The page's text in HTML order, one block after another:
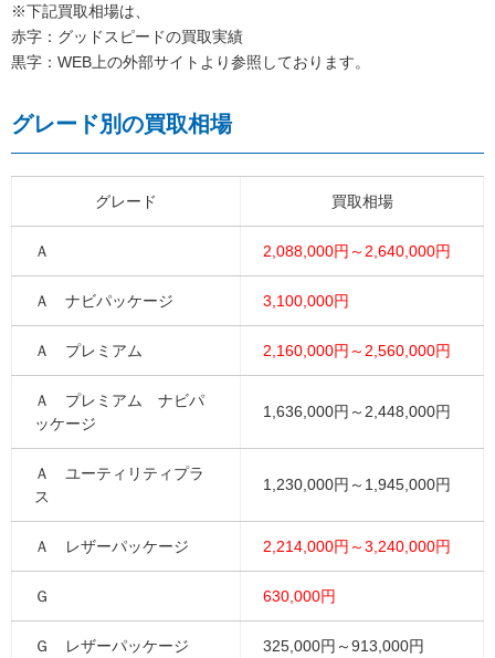
※下記買取相場は、
赤字：グッドスピードの買取実績
黒字：WEB上の外部サイトより参照しております。
グレード別の買取相場
グレード 買取相場
Ａ 2,088,000円～2,640,000円
Ａ ナビパッケージ 3,100,000円
Ａ プレミアム 2,160,000円～2,560,000円
Ａ プレミアム ナビパ
ッケージ
1,636,000円～2,448,000円
Ａ ユーティリティプラ
ス
1,230,000円～1,945,000円
Ａ レザーパッケージ 2,214,000円～3,240,000円
Ｇ 630,000円
Ｇ レザーパッケージ 325,000円～913,000円